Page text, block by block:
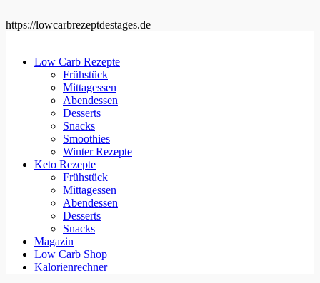
https://lowcarbrezeptdestages.de
Low Carb Rezepte
Frühstück
Mittagessen
Abendessen
Desserts
Snacks
Smoothies
Winter Rezepte
Keto Rezepte
Frühstück
Mittagessen
Abendessen
Desserts
Snacks
Magazin
Low Carb Shop
Kalorienrechner